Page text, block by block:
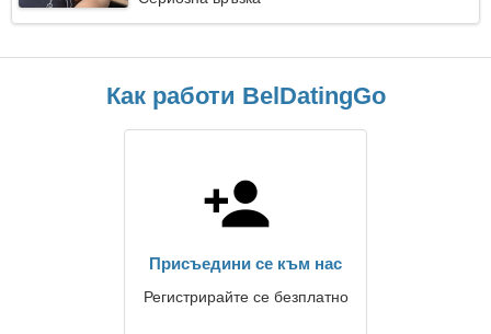
Как работи BelDatingGo
Присъедини се към нас
Регистрирайте се безплатно